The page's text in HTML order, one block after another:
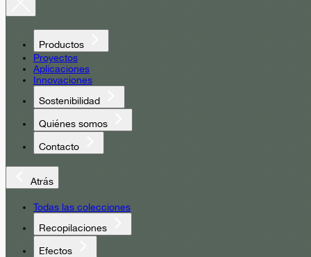
Productos
Proyectos
Aplicaciones
Innovaciones
Sostenibilidad
Quiénes somos
Contacto
Atrás
Todas las colecciones
Recopilaciones
Efectos